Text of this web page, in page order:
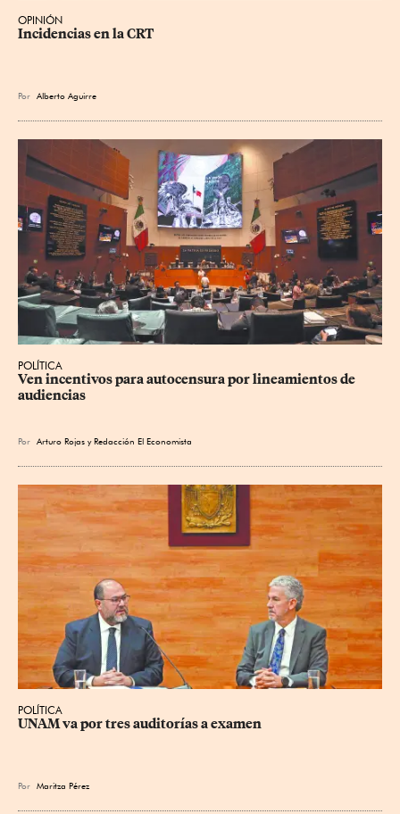
OPINIÓN
Incidencias en la CRT
Por Alberto Aguirre
POLÍTICA
Ven incentivos para autocensura por lineamientos de
audiencias
Por Arturo Rojas yRedacción El Economista
POLÍTICA
UNAM va por tres auditorías a examen
Por Maritza Pérez